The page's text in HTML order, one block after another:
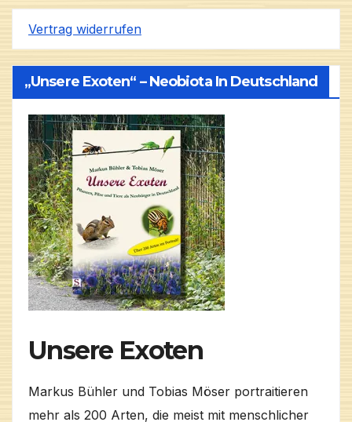
Vertrag widerrufen
„Unsere Exoten“ – Neobiota In Deutschland
Unsere Exoten
Markus Bühler und Tobias Möser portraitieren
mehr als 200 Arten, die meist mit menschlicher